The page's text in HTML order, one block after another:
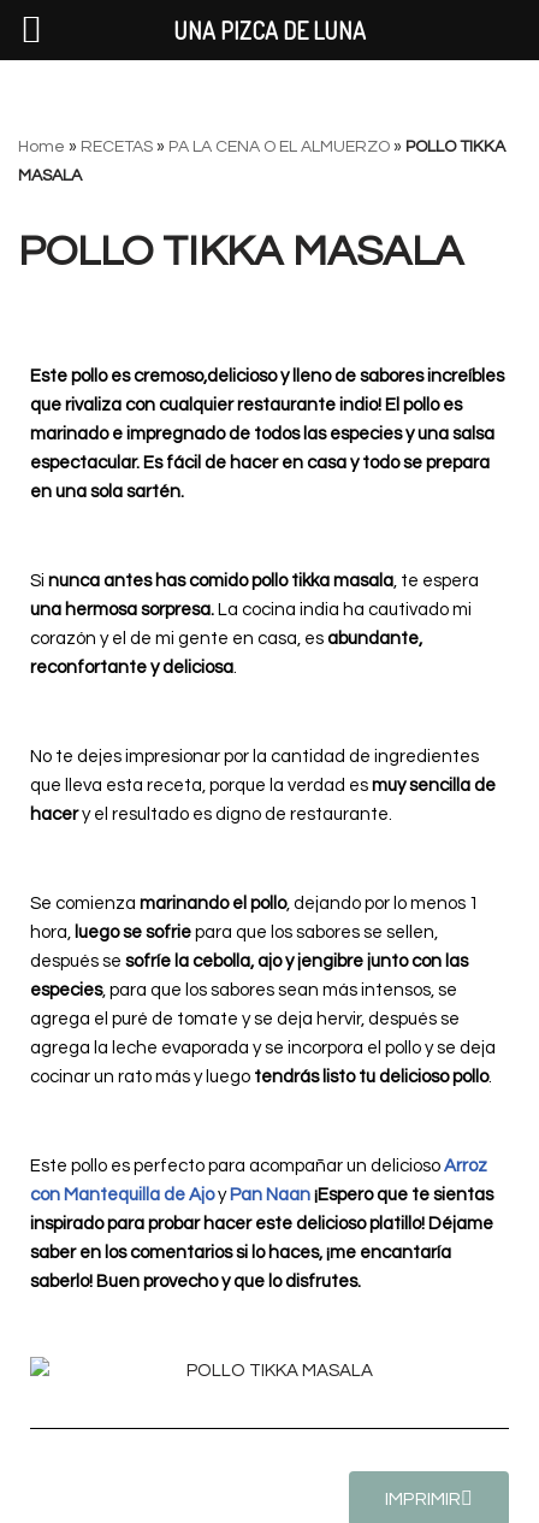
al
contenido
Home » RECETAS » PA LA CENA O EL ALMUERZO » POLLO TIKKA
MASALA
POLLO TIKKA MASALA
Este pollo es cremoso,delicioso y lleno de sabores increíbles
que rivaliza con cualquier restaurante indio! El pollo es
marinado e impregnado de todos las especies y una salsa
espectacular. Es fácil de hacer en casa y todo se prepara
en una sola sartén.
Si nunca antes has comido pollo tikka masala, te espera
una hermosa sorpresa. La cocina india ha cautivado mi
corazón y el de mi gente en casa, es abundante,
reconfortante y deliciosa.
No te dejes impresionar por la cantidad de ingredientes
que lleva esta receta, porque la verdad es muy sencilla de
hacery el resultado es digno de restaurante.
Se comienza marinando el pollo, dejando por lo menos 1
hora, luego se sofrie para que los sabores se sellen,
después se sofríe la cebolla, ajo y jengibre junto con las
especies, para que los sabores sean más intensos, se
agrega el puré de tomate y se deja hervir, después se
agrega la leche evaporada y se incorpora el pollo y se deja
cocinar un rato más y luego tendrás listo tu delicioso pollo.
Este pollo es perfecto para acompañar un delicioso Arroz
con Mantequilla de Ajoy Pan Naan ¡Espero que te sientas
inspirado para probar hacer este delicioso platillo! Déjame
saber en los comentarios si lo haces, ¡me encantaría
saberlo! Buen provecho y que lo disfrutes.
IMPRIMIR
UNA PIZCA DE LUNA